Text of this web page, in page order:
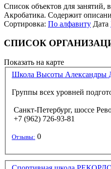
Список объектов для
Акробатика. Содержит
Сортировка: По алфавиту Дата
СПИСОК
Показать на карте
Школа Высоты Александры
Группы всех уровней
Санкт-Петербург, шоссе
+7 (962) 726-93-81
Отзывы: 0